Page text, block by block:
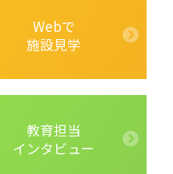
Webで
施設見学
教育担当
インタビュー